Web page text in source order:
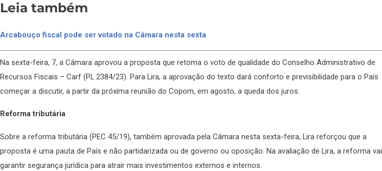
Leia também
Arcabouço fiscal pode ser votado na Câmara nesta sexta
Na sexta-feira, 7, a Câmara aprovou a proposta que retoma o voto de qualidade do Conselho Administrativo de
Recursos Fiscais – Carf (PL 2384/23). Para Lira, a aprovação do texto dará conforto e previsibilidade para o País
começar a discutir, a partir da próxima reunião do Copom, em agosto, a queda dos juros.
Reforma tributária
Sobre a reforma tributária (PEC 45/19), também aprovada pela Câmara nesta sexta-feira, Lira reforçou que a
proposta é uma pauta de País e não partidarizada ou de governo ou oposição. Na avaliação de Lira, a reforma vai
garantir segurança jurídica para atrair mais investimentos externos e internos.